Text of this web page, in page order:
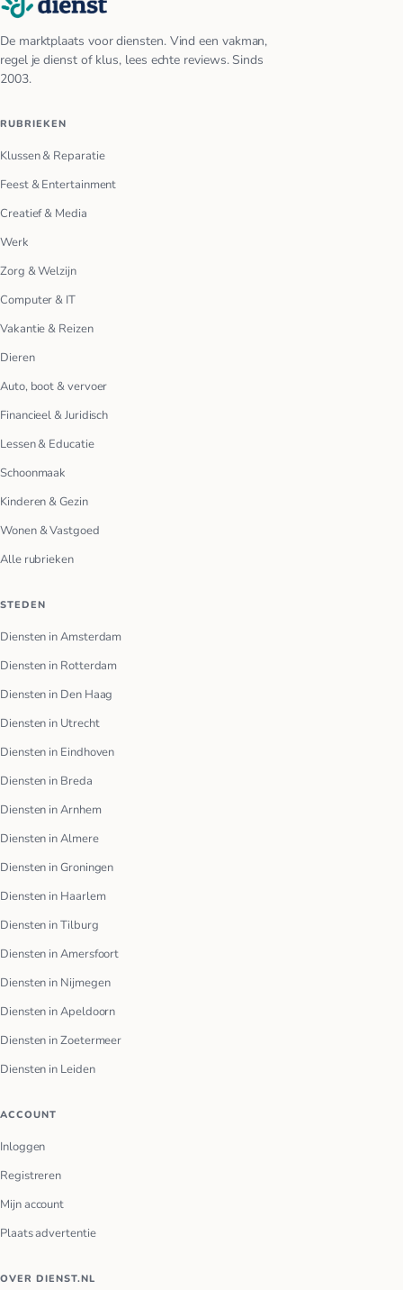
De marktplaats voor diensten. Vind een vakman,
regel je dienst of klus, lees echte reviews. Sinds
2003.
RUBRIEKEN
Klussen & Reparatie
Feest & Entertainment
Creatief & Media
Werk
Zorg & Welzijn
Computer & IT
Vakantie & Reizen
Dieren
Auto, boot & vervoer
Financieel & Juridisch
Lessen & Educatie
Schoonmaak
Kinderen & Gezin
Wonen & Vastgoed
Alle rubrieken
STEDEN
Diensten in Amsterdam
Diensten in Rotterdam
Diensten in Den Haag
Diensten in Utrecht
Diensten in Eindhoven
Diensten in Breda
Diensten in Arnhem
Diensten in Almere
Diensten in Groningen
Diensten in Haarlem
Diensten in Tilburg
Diensten in Amersfoort
Diensten in Nijmegen
Diensten in Apeldoorn
Diensten in Zoetermeer
Diensten in Leiden
ACCOUNT
Inloggen
Registreren
Mijn account
Plaats advertentie
OVER DIENST.NL